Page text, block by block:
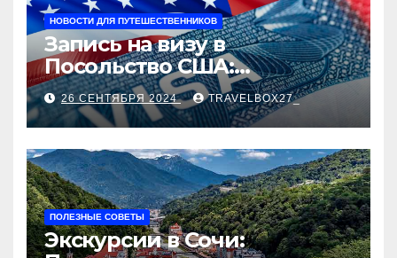
НОВОСТИ ДЛЯ ПУТЕШЕСТВЕННИКОВ
Запись на визу в
Посольство США:
Пошаговое руководство
26 СЕНТЯБРЯ 2024 TRAVELBOX27_
ПОЛЕЗНЫЕ СОВЕТЫ
Экскурсии в Сочи: